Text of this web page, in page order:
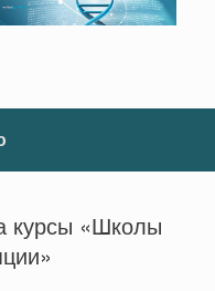
курсы «Школы